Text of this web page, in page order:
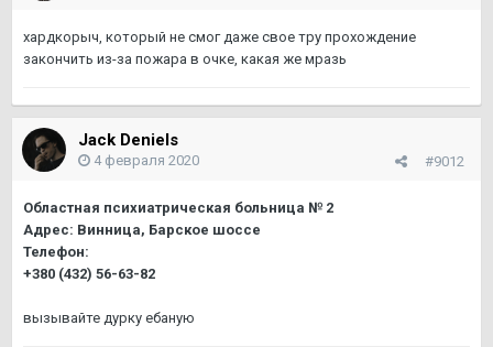
хардкорыч, который не смог даже свое тру прохождение
закончить из-за пожара в очке, какая же мразь
Jack Deniels
#9012
4 февраля 2020
Областная психиатрическая больница № 2
Адрес: Винница, Барское шоссе
Телефон:
+380 (432) 56-63-82
вызывайте дурку ебаную